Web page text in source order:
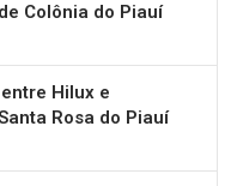
Colônia do Piauí
Hilux e
Rosa do Piauí